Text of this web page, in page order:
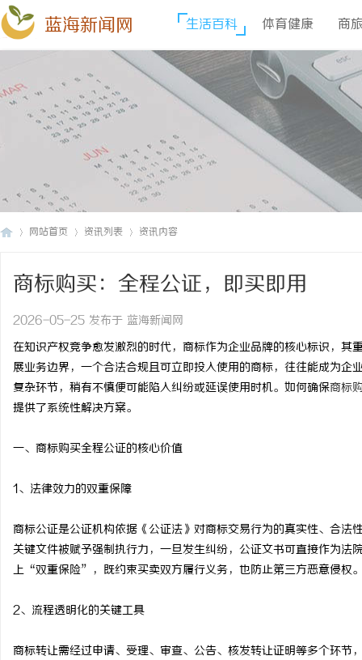
蓝海新闻网 生活百科 体育健康 商
网站首页 资讯列表 资讯内容
商标购买：全程公证，即买即用
2026-05-25 发布于 蓝海新闻网
在知识产权竞争愈发激烈的时代，商标作为企业品牌的核心标识，
展业务边界，一个合法合规且可立即投入使用的商标，往往能成为
复杂环节，稍有不慎便可能陷入纠纷或延误使用时机。如何确保商标
提供了系统性解决方案。
一、商标购买全程公证的核心价值
1、法律效力的双重保障
商标公证是公证机构依据《公证法》对商标交易行为的真实性、合
关键文件被赋予强制执行力，一旦发生纠纷，公证文书可直接作为
上“双重保险”，既约束买卖双方履行义务，也防止第三方恶意侵权
2、流程透明化的关键工具
商标转让需经过申请、受理、审查、公告、核发转让证明等多个环